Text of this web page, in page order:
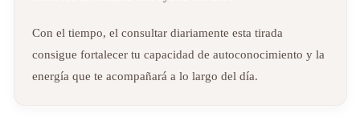
Con el tiempo, el consultar diariamente esta tirada
consigue fortalecer tu capacidad de autoconocimiento y la
energía que te acompañará a lo largo del día.